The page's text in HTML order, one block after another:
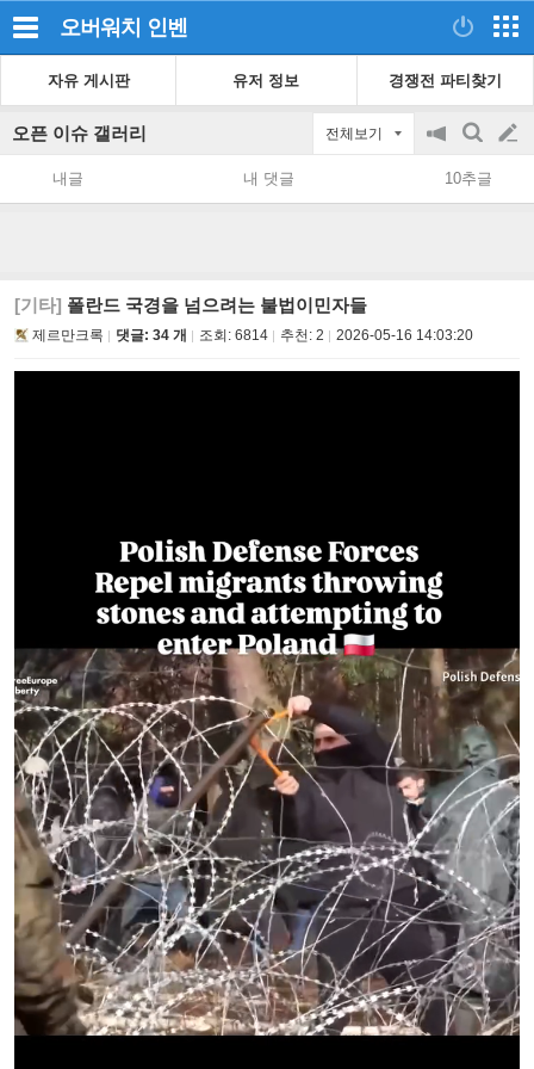
오버워치 인벤
자유 게시판 유저 정보 경쟁전 파티찾기
오픈 이슈 갤러리 전체보기
공
지
on/off
검
색
글
쓰
내글 내 댓글 10추글
[기타] 폴란드 국경을 넘으려는 불법이민자들
제르만크록 댓글: 34 개 조회: 6814 추천: 2 2026-05-16 14:03:20